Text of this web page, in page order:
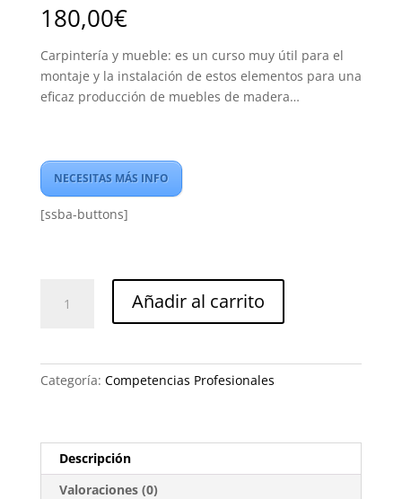
180,00€
Carpintería y mueble: es un curso muy útil para el
montaje y la instalación de estos elementos para una
eficaz producción de muebles de madera…
NECESITAS MÁS INFO
[ssba-buttons]
elementos
mueble
cantidad
Añadir al carrito
Categoría: Competencias Profesionales
Descripción
Valoraciones (0)